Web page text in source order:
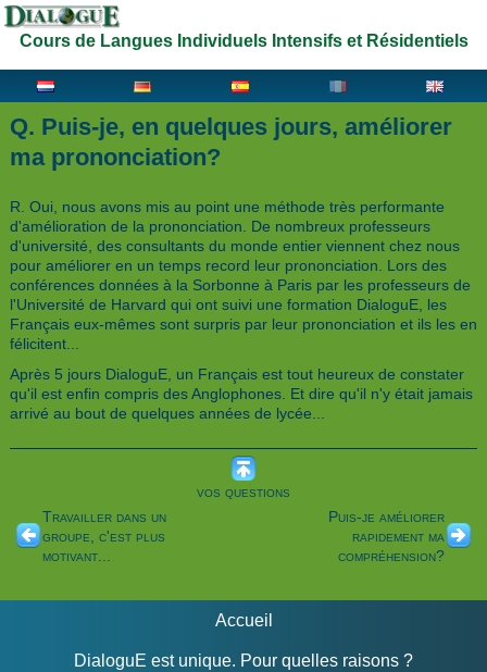
Cours de Langues Individuels Intensifs et Résidentiels
Q. Puis-je, en quelques jours, améliorer
ma prononciation?
R. Oui, nous avons mis au point une méthode très performante
d'amélioration de la prononciation. De nombreux professeurs
d'université, des consultants du monde entier viennent chez nous
pour améliorer en un temps record leur prononciation. Lors des
conférences données à la Sorbonne à Paris par les professeurs de
l'Université de Harvard qui ont suivi une formation DialoguE, les
Français eux-mêmes sont surpris par leur prononciation et ils les en
félicitent...
Après 5 jours DialoguE, un Français est tout heureux de constater
qu'il est enfin compris des Anglophones. Et dire qu'il n'y était jamais
arrivé au bout de quelques années de lycée...
vos questions
Travailler dans un
groupe, c'est plus
motivant...
Puis-je améliorer
rapidement ma
compréhension?
Accueil
DialoguE est unique. Pour quelles raisons ?